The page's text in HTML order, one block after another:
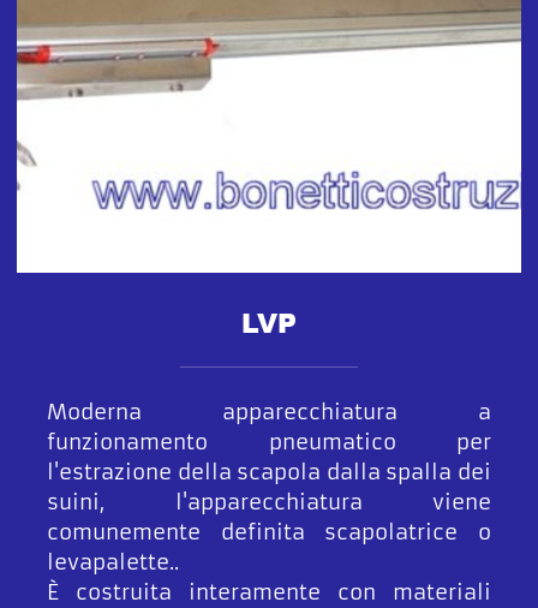
LVP
Moderna apparecchiatura a
funzionamento pneumatico per
l'estrazione della scapola dalla spalla dei
suini, l'apparecchiatura viene
comunemente definita scapolatrice o
levapalette..
È costruita interamente con materiali